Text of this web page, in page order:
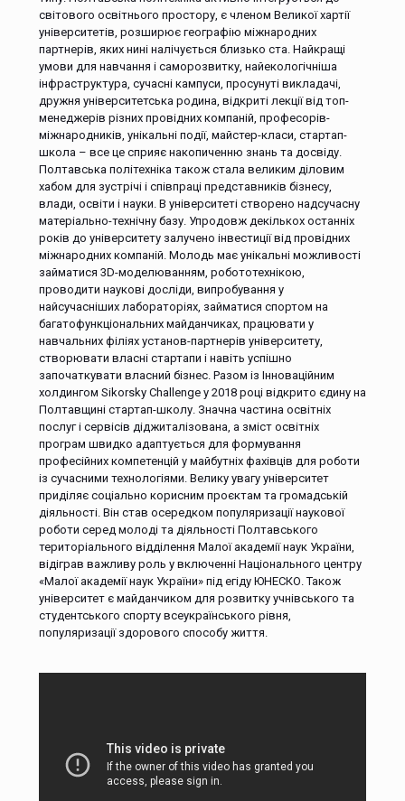
світового освітнього простору, є членом Великої хартії
університетів, розширює географію міжнародних
партнерів, яких нині налічується близько ста. Найкращі
умови для навчання і саморозвитку, найекологічніша
інфраструктура, сучасні кампуси, просунуті викладачі,
дружня університетська родина, відкриті лекції від топ-
менеджерів різних провідних компаній, професорів-
міжнародників, унікальні події, майстер-класи, стартап-
школа – все це сприяє накопиченню знань та досвіду.
Полтавська політехніка також стала великим діловим
хабом для зустрічі і співпраці представників бізнесу,
влади, освіти і науки. В університеті створено надсучасну
матеріально-технічну базу. Упродовж декількох останніх
років до університету залучено інвестиції від провідних
міжнародних компаній. Молодь має унікальні можливості
займатися 3D-моделюванням, робототехнікою,
проводити наукові досліди, випробування у
найсучасніших лабораторіях, займатися спортом на
багатофункціональних майданчиках, працювати у
навчальних філіях установ-партнерів університету,
створювати власні стартапи і навіть успішно
започаткувати власний бізнес. Разом із Інноваційним
холдингом Sikorsky Challenge у 2018 році відкрито єдину на
Полтавщині стартап-школу. Значна частина освітніх
послуг і сервісів діджиталізована, а зміст освітніх
програм швидко адаптується для формування
професійних компетенцій у майбутніх фахівців для роботи
із сучасними технологіями. Велику увагу університет
приділяє соціально корисним проєктам та громадській
діяльності. Він став осередком популяризації наукової
роботи серед молоді та діяльності Полтавського
територіального відділення Малої академії наук України,
відіграв важливу роль у включенні Національного центру
«Малої академії наук України» під егіду ЮНЕСКО. Також
університет є майданчиком для розвитку учнівського та
студентського спорту всеукраїнського рівня,
популяризації здорового способу життя.